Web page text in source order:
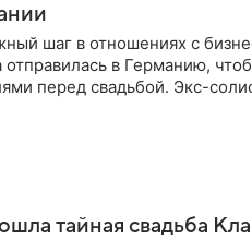
шаг в отношениях с
в Германию,
перед свадьбой. Экс-
тайная свадьба